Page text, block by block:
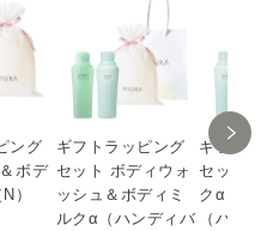
ング
ボデ
）
ギフトラッピング
セット ボディウォ
ッシュ＆ボディミ
ルクα（ハンディバ
ギフト
セット
クα＆ア
（ハン